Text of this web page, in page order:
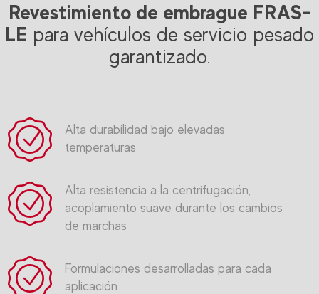
Revestimiento de embrague FRAS-
LE para vehículos de servicio pesado
garantizado.
Alta durabilidad bajo elevadas
temperaturas
Alta resistencia a la centrifugación,
acoplamiento suave durante los cambios
de marchas
Formulaciones desarrolladas para cada
aplicación